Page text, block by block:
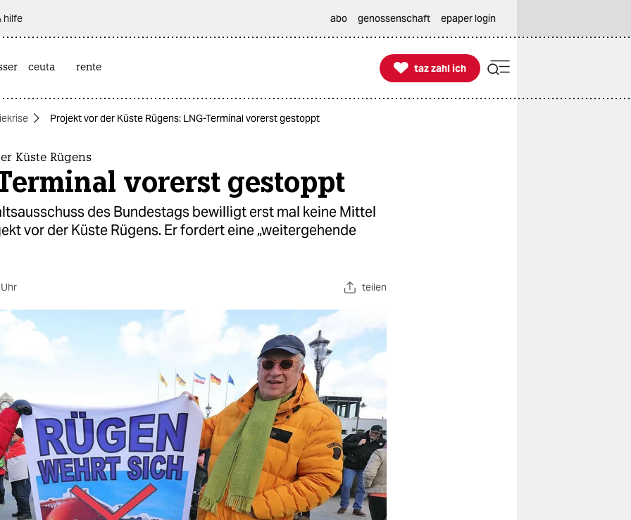
hilfe abo genossenschaft epaper login
ceuta rente 
taz zahl ich
taz zahl ich
Projekt vor der Küste Rügens: LNG-Terminal vorerst gestoppt
Küste Rügens
vorerst gestoppt
des Bundestags bewilligt erst mal keine Mittel
vor der Küste Rügens. Er fordert eine „weitergehende
teilen